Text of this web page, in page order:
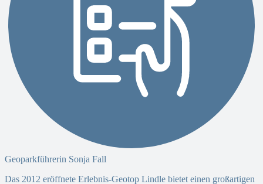
Geoparkführerin Sonja Fall
Das 2012 eröffnete Erlebnis-Geotop Lindle bietet einen großartigen